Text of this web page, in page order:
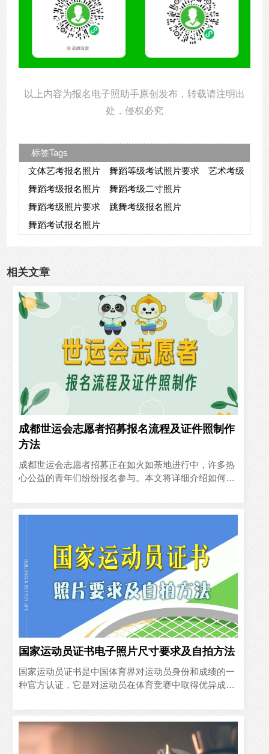
以上内容为报名电子照助手原创发布，转载请注明出
处，侵权必究
标签Tags
文体艺考报名照片
舞蹈等级考试照片要求
艺术考级
舞蹈考级报名照片
舞蹈考级二寸照片
舞蹈考级照片要求
跳舞考级报名照片
舞蹈考试报名照片
相关文章
成都世运会志愿者招募报名流程及证件照制作
方法
成都世运会志愿者招募正在如火如荼地进行中，许多热
心公益的青年们纷纷报名参与。本文将详细介绍如何通
国家运动员证书电子照片尺寸要求及自拍方法
国家运动员证书是中国体育界对运动员身份和成绩的一
种官方认证，它是对运动员在体育竞赛中取得优异成绩